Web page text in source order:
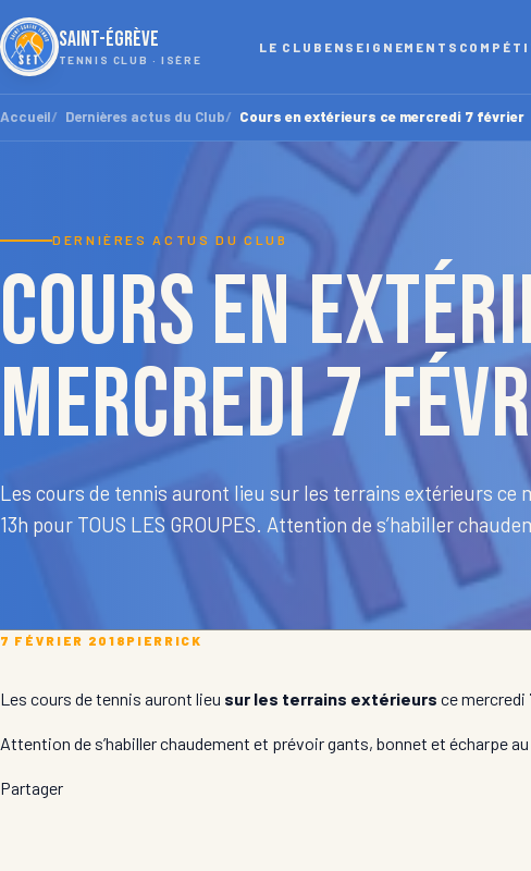
SAINT-ÉGRÈVE
TENNIS CLUB · ISÈRE
LE CLUB ENSEIGNEMENTS
Accueil Dernières actus du Club Cours en extérieurs ce mercredi 7 février
DERNIÈRES ACTUS DU CLUB
Cours en
mercredi 7
Les cours de tennis auront lieu sur les terrains extérieurs ce
13h pour TOUS LES GROUPES. Attention de s’habiller
7 FÉVRIER 2018 PIERRICK
Les cours de tennis auront lieu sur les terrains extérieurs ce mercredi
Attention de s’habiller chaudement et prévoir gants, bonnet et écharpe
Partager